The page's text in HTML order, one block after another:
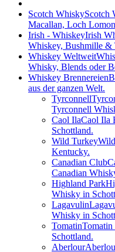
Scotch WhiskyScotch
Macallan, Loch
Irish - WhiskeyIrish
Whiskey, Bushmille &
Whiskey Weltweit
Whisky, Blends oder
Whiskey Brennereien
aus der ganzen Welt.
Tyrconnell
Tyrconnell
Caol IlaCaol Ila
Schottland.
Wild Turkey
Kentucky.
Canadian Club
Canadian
Highland Park
Whisky in
Lagavulin
Whisky in
TomatinTomatin
Schottland.
Aberlour